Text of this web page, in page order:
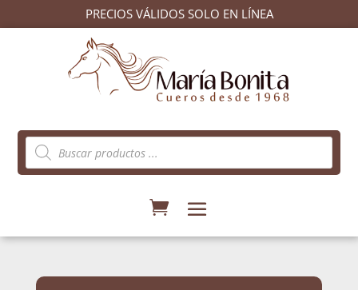
PRECIOS VÁLIDOS SOLO EN LÍNEA
Búsqueda
de
productos